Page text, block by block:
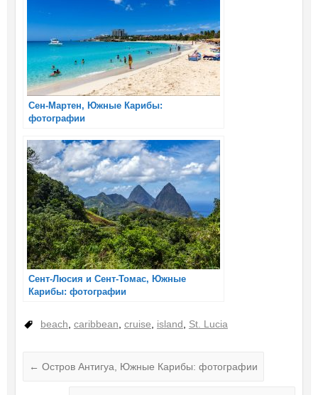
Сен-Мартен, Южные Карибы:
фотографии
Сент-Люсия и Сент-Томас, Южные
Карибы: фотографии
beach, caribbean, cruise, island, St. Lucia
← Остров Антигуа, Южные Карибы: фотографии